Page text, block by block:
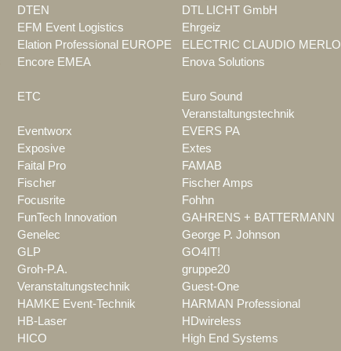
DTEN DTL LICHT GmbH
EFM Event Logistics Ehrgeiz
Elation Professional EUROPE ELECTRIC CLAUDIO MERLO
Encore EMEA Enova Solutions
ETC
Euro Sound
Veranstaltungstechnik
Eventworx EVERS PA
Exposive Extes
Faital Pro FAMAB
Fischer Fischer Amps
Focusrite Fohhn
FunTech Innovation GAHRENS + BATTERMANN
Genelec George P. Johnson
GLP GO4IT!
Groh-P.A.
Veranstaltungstechnik
gruppe20
Guest-One
HAMKE Event-Technik HARMAN Professional
HB-Laser HDwireless
HICO High End Systems